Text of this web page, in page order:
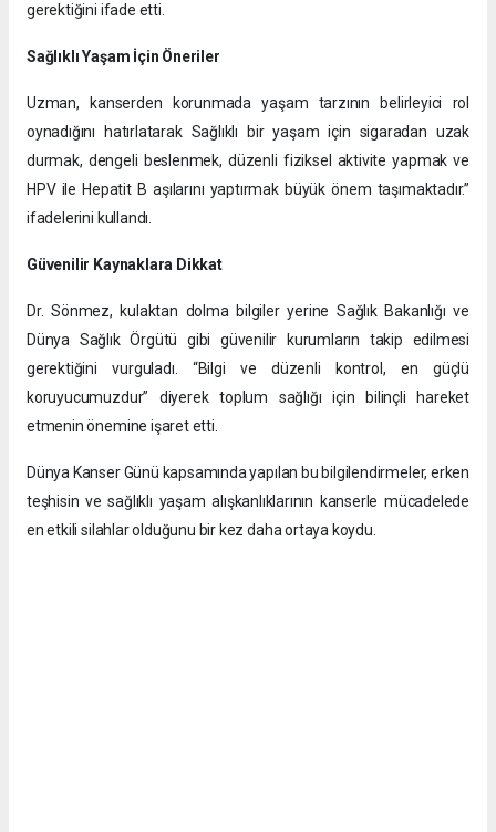
gerektiğini ifade etti.
Sağlıklı Yaşam İçin Öneriler
Uzman, kanserden korunmada yaşam tarzının belirleyici rol
oynadığını hatırlatarak Sağlıklı bir yaşam için sigaradan uzak
durmak, dengeli beslenmek, düzenli fiziksel aktivite yapmak ve
HPV ile Hepatit B aşılarını yaptırmak büyük önem taşımaktadır.”
ifadelerini kullandı.
Güvenilir Kaynaklara Dikkat
Dr. Sönmez, kulaktan dolma bilgiler yerine Sağlık Bakanlığı ve
Dünya Sağlık Örgütü gibi güvenilir kurumların takip edilmesi
gerektiğini vurguladı. “Bilgi ve düzenli kontrol, en güçlü
koruyucumuzdur” diyerek toplum sağlığı için bilinçli hareket
etmenin önemine işaret etti.
Dünya Kanser Günü kapsamında yapılan bu bilgilendirmeler, erken
teşhisin ve sağlıklı yaşam alışkanlıklarının kanserle mücadelede
en etkili silahlar olduğunu bir kez daha ortaya koydu.